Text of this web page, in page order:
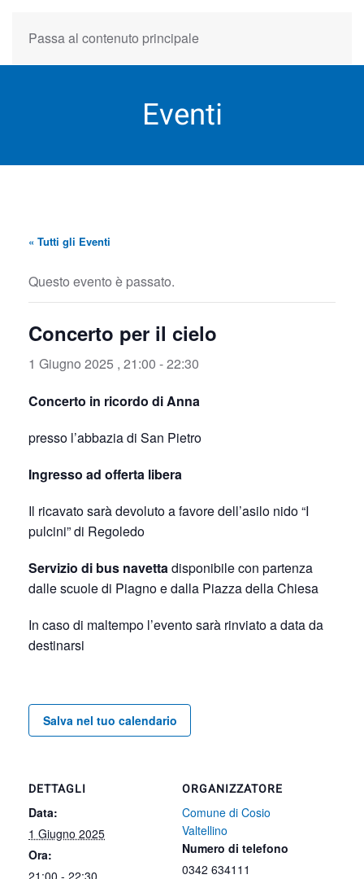
Passa al contenuto principale
Eventi
« Tutti gli Eventi
Questo evento è passato.
Concerto per il cielo
1 Giugno 2025 , 21:00 -22:30
Concerto in ricordo di Anna
presso l’abbazia di San Pietro
Ingresso ad offerta libera
Il ricavato sarà devoluto a favore dell’asilo nido “I
pulcini” di Regoledo
Servizio di bus navettadisponibile con partenza
dalle scuole di Piagno e dalla Piazza della Chiesa
In caso di maltempo l’evento sarà rinviato a data da
destinarsi
Salva nel tuo calendario
DETTAGLI
Data:
1 Giugno 2025
Ora:
21:00 - 22:30
ORGANIZZATORE
Comune di Cosio
Valtellino
Numero di telefono
0342 634111